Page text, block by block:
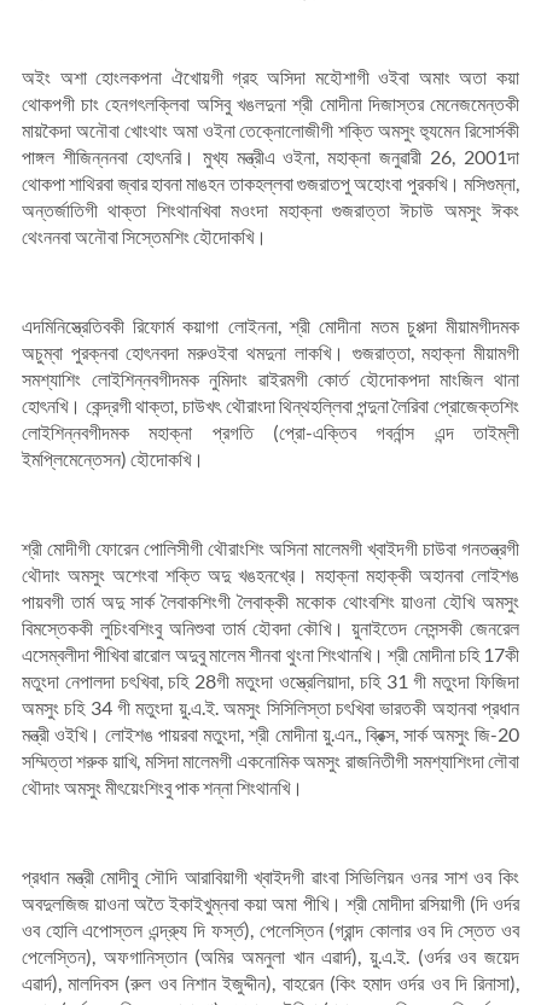
অইং অশা হোংলকপনা ঐখোয়গী গ্রহ অসিদা মহৌশাগী ওইবা অমাং অতা কয়া
থোকপগী চাং হেনগৎলক্লিবা অসিবু খঙলদুনা শ্রী মোদীনা দিজাস্তর মেনেজমেন্তকী
মায়কৈদা অনৌবা খোংথাং অমা ওইনা তেক্নোলোজীগী শক্তি অমসুং হ্যুমেন রিসোর্সকী
পাঙ্গল শীজিন্ননবা হোৎনরি। মুখ্য মন্ত্রীএ ওইনা, মহাক্না জনুৱারী 26, 2001দা
থোকপা শাথিরবা জ্বার হাবনা মাঙহন তাকহল্লবা গুজরাতপু অহোংবা পুরকখি। মসিগুম্না,
অন্তর্জাতিগী থাক্তা শিংথানখিবা মওংদা মহাক্না গুজরাত্তা ঈচাউ অমসুং ঈকং
থেংননবা অনৌবা সিস্তেমশিং হৌদোকখি।
এদমিনিস্ত্রেতিবকী রিফোর্ম কয়াগা লোইননা, শ্রী মোদীনা মতম চুপ্পদা মীয়ামগীদমক
অচুম্বা পুরক্নবা হোৎনবদা মরুওইবা থমদুনা লাকখি। গুজরাত্তা, মহাক্না মীয়ামগী
সমশ্যাশিং লোইশিন্নবগীদমক নুমিদাং ৱাইরমগী কোর্ত হৌদোকপদা মাংজিল থানা
হোৎনখি। কেন্দ্রগী থাক্তা, চাউখৎ থৌরাংদা থিন্থহল্লিবা পন্দুনা লৈরিবা প্রোজেক্তশিং
লোইশিন্নবগীদমক মহাক্না প্রগতি (প্রো-এক্তিব গবর্নান্স এন্দ তাইম্লী
ইমপ্লিমেন্তেসন) হৌদোকখি।
শ্রী মোদীগী ফোরেন পোলিসীগী থৌরাংশিং অসিনা মালেমগী খ্বাইদগী চাউবা গনতন্ত্রগী
থৌদাং অমসুং অশেংবা শক্তি অদু খঙহনখ্রে। মহাক্না মহাক্কী অহানবা লোইশঙ
পায়বগী তার্ম অদু সার্ক লৈবাকশিংগী লৈবাক্কী মকোক থোংবশিং য়াওনা হৌখি অমসুং
বিমস্তেককী লুচিংবশিংবু অনিশুবা তার্ম হৌবদা কৌখি। য়ুনাইতেদ নেসন্সকী জেনরেল
এসেম্বলীদা পীখিবা ৱারোল অদুবু মালেম শীনবা থুংনা শিংথানখি। শ্রী মোদীনা চহি 17কী
মতুংদা নেপালদা চৎখিবা, চহি 28গী মতুংদা ওস্ত্রেলিয়াদা, চহি 31 গী মতুংদা ফিজিদা
অমসুং চহি 34 গী মতুংদা য়ু.এ.ই. অমসুং সিসিলিস্তা চৎখিবা ভারতকী অহানবা প্রধান
মন্ত্রী ওইখি। লোইশঙ পায়রবা মতুংদা, শ্রী মোদীনা য়ু.এন., ব্রিক্স, সার্ক অমসুং জি-20
সম্মিত্তা শরুক য়াখি, মসিদা মালেমগী একনোমিক অমসুং রাজনিতীগী সমশ্যাশিংদা লৌবা
থৌদাং অমসুং মীৎয়েংশিংবু পাক শন্না শিংথানখি।
প্রধান মন্ত্রী মোদীবু সৌদি আরাবিয়াগী খ্বাইদগী ৱাংবা সিভিলিয়ন ওনর সাশ ওব কিং
অবদুলজিজ য়াওনা অতৈ ইকাইখুম্নবা কয়া অমা পীখি। শ্রী মোদীদা রসিয়াগী (দি ওর্দর
ওব হোলি এপোস্তল এন্দ্র্যু দি ফর্স্ত), পেলেস্তিন (গ্রান্দ কোলার ওব দি স্তেত ওব
পেলেস্তিন), অফগানিস্তান (অমির অমনুলা খান এৱার্দ), য়ু.এ.ই. (ওর্দর ওব জয়েদ
এৱার্দ), মালদিবস (রুল ওব নিশান ইজুদ্দীন), বাহরেন (কিং হমাদ ওর্দর ওব দি রিনাসা),